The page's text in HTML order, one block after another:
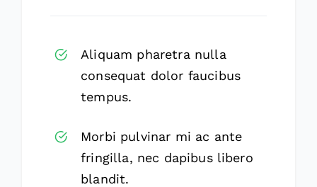
Aliquam pharetra nulla
consequat dolor faucibus
tempus.
Morbi pulvinar mi ac ante
fringilla, nec dapibus libero
blandit.